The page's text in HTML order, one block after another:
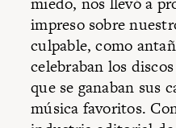
impreso sobre
culpable, como
celebraban los
que se ganaban sus
música favoritos.